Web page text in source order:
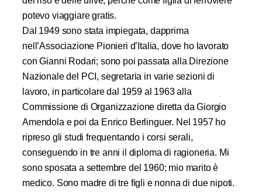
potevo viaggiare gratis.
Dal 1949 sono stata impiegata, dapprima
nell’Associazione Pionieri d’Italia, dove ho lavorato
con Gianni Rodari; sono poi passata alla Direzione
Nazionale del PCI, segretaria in varie sezioni di
lavoro, in particolare dal 1959 al 1963 alla
Commissione di Organizzazione diretta da Giorgio
Amendola e poi da Enrico Berlinguer. Nel 1957 ho
ripreso gli studi frequentando i corsi serali,
conseguendo in tre anni il diploma di ragioneria. Mi
sono sposata a settembre del 1960; mio marito è
medico. Sono madre di tre figli e nonna di due nipoti.